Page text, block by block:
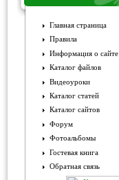
Главная страница
Правила
Информация о сайте
Каталог файлов
Видеоуроки
Каталог статей
Каталог сайтов
Форум
Фотоальбомы
Гостевая книга
Обратная связь